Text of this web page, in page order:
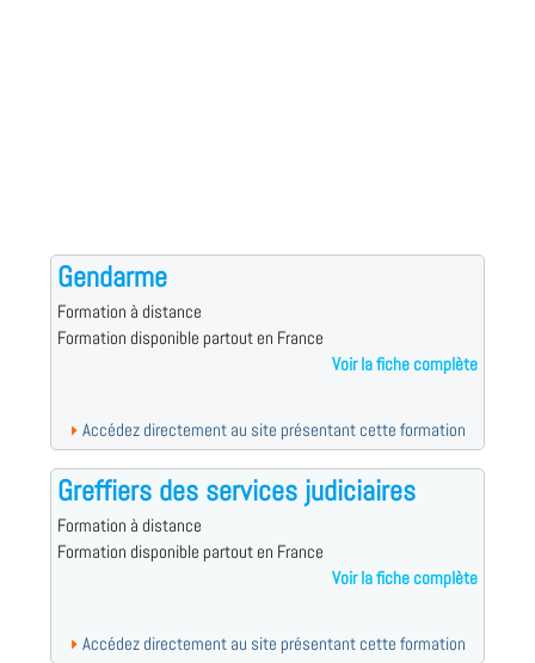
Gendarme
Formation à distance
Formation disponible partout en France
Voir la fiche complète
Accédez directement au site présentant cette formation
Greffiers des services judiciaires
Formation à distance
Formation disponible partout en France
Voir la fiche complète
Accédez directement au site présentant cette formation